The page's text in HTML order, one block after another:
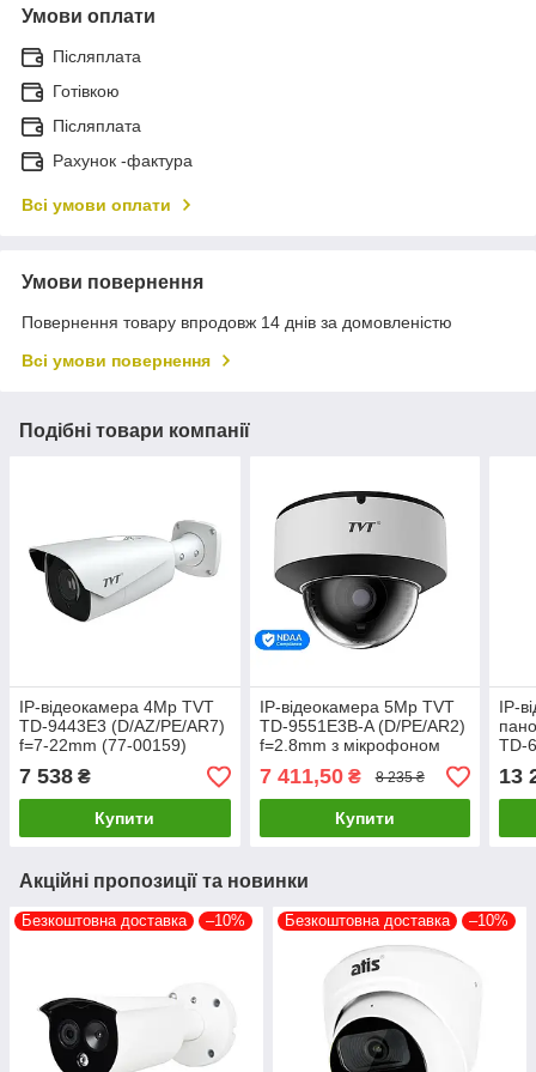
Умови оплати
Післяплата
Готівкою
Післяплата
Рахунок -фактура
Всі умови оплати
Умови повернення
Повернення товару впродовж 14 днів за домовленістю
Всі умови повернення
Подібні товари компанії
IP-відеокамера 4Mp TVT
TD-9443E3 (D/AZ/PE/AR7)
f=7-22mm (77-00159)
7 538 ₴
Купити
IP-відеокамера 5Mp TVT
TD-9551E3B-A (D/PE/AR2)
f=2.8mm з мікрофоном
(77-00341)
7 411,50₴ 8 235 ₴
Купити
IP-
TD-
13
Акційні пропозиції та новинки
Безкоштовна доставка –10% Безкоштовна доставка –10%